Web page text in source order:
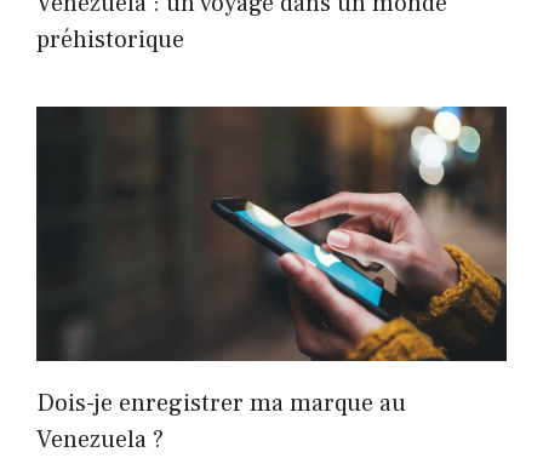
préhistorique
Dois-je enregistrer ma marque au
Venezuela ?